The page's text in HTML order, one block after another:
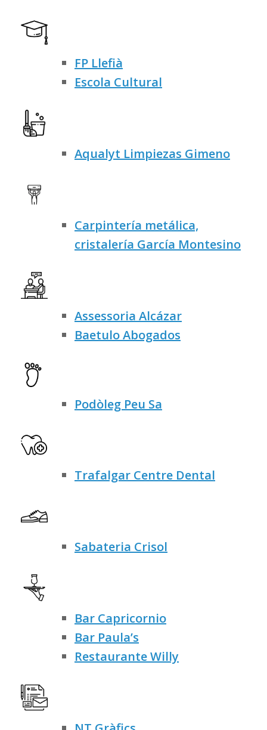
FP Llefià
Escola Cultural
Aqualyt Limpiezas Gimeno
Carpintería metálica,
cristalería García Montesino
Assessoria Alcázar
Baetulo Abogados
Podòleg Peu Sa
Trafalgar Centre Dental
Sabateria Crisol
Bar Capricornio
Bar Paula’s
Restaurante Willy